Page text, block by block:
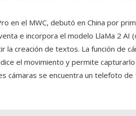
en el MWC, debutó en China por
e incorpora el modelo LlaMa 2
la creación de textos. La función de
el movimiento y permite
cámaras se encuentra un telefoto